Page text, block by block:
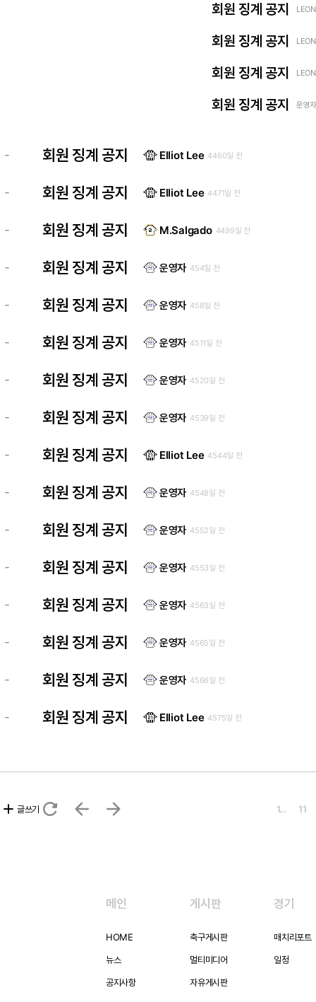
회원 징계 공지
회원 징계 공지
회원 징계 공지
회원 징계 공지 운영
- 회원 징계 공지 Elliot Lee 4460일 전
- 회원 징계 공지 Elliot Lee 4471일 전
- 회원 징계 공지 M.Salgado 4499일 전
- 회원 징계 공지 운영자 454일 전
- 회원 징계 공지 운영자 458일 전
- 회원 징계 공지 운영자 4511일 전
- 회원 징계 공지 운영자 4520일 전
- 회원 징계 공지 운영자 4539일 전
- 회원 징계 공지 Elliot Lee 4544일 전
- 회원 징계 공지 운영자 4548일 전
- 회원 징계 공지 운영자 4552일 전
- 회원 징계 공지 운영자 4553일 전
- 회원 징계 공지 운영자 4563일 전
- 회원 징계 공지 운영자 4565일 전
- 회원 징계 공지 운영자 4566일 전
- 회원 징계 공지 Elliot Lee 4575일 전
add 글쓰기 refresh arrow_back arrow_forward 1… 11
메인
HOME
뉴스
공지사항
게시판
축구게시판
멀티미디어
자유게시판
경기
매치리포트
일정